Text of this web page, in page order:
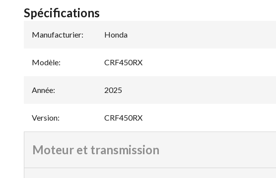
Spécifications
Manufacturier: Honda
Modèle: CRF450RX
Année: 2025
Version: CRF450RX
Moteur et transmission